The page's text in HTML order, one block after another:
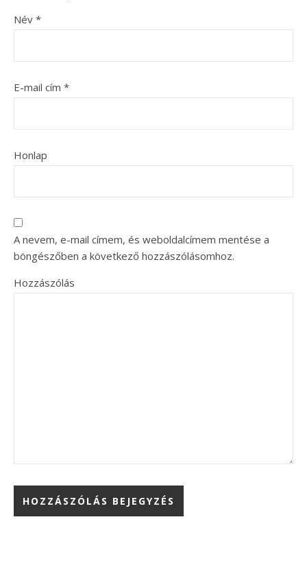
Név *
E-mail cím *
Honlap
A nevem, e-mail címem, és weboldalcímem mentése a
böngészőben a következő hozzászólásomhoz.
Hozzászólás